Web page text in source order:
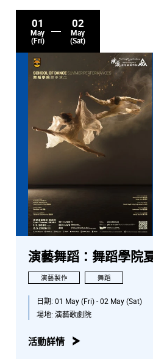
01
May
(Fri)
02
May
(Sat)
演藝舞蹈：舞蹈學院
演藝製作 舞蹈
日期: 01 May (Fri) - 02 May (Sat)
場地: 演藝歌劇院
活動詳情